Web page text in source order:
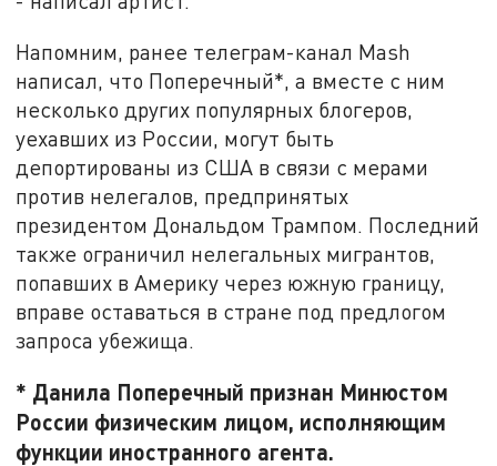
Напомним, ранее телеграм-канал Mash
написал, что Поперечный*, а вместе с ним
несколько других популярных блогеров,
уехавших из России, могут быть
депортированы из США в связи с мерами
против нелегалов, предпринятых
президентом Дональдом Трампом. Последний
также ограничил нелегальных мигрантов,
попавших в Америку через южную границу,
вправе оставаться в стране под предлогом
запроса убежища.
* Данила Поперечный признан Минюстом
России физическим лицом, исполняющим
функции иностранного агента.